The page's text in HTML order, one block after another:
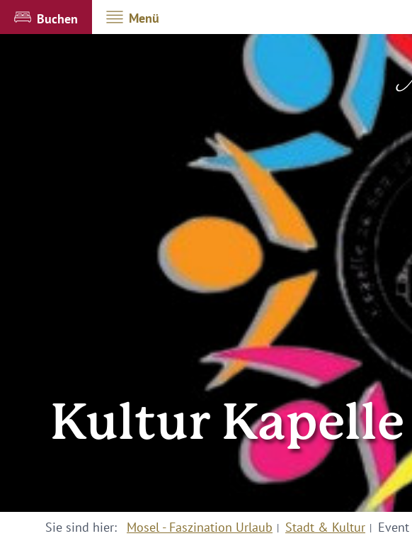
Buchen Menü
Kultur Kapelle
Sie sind hier: Mosel - Faszination Urlaub Stadt & Kultur Event